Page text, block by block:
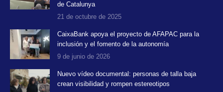
de Catalunya
21 de octubre de 2025
CaixaBank apoya el proyecto de AFAPAC para la
inclusión y el fomento de la autonomía
9 de junio de 2026
Nuevo vídeo documental: personas de talla baja
crean visibilidad y rompen estereotipos